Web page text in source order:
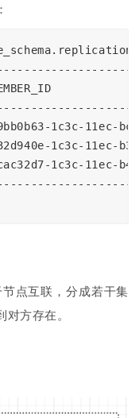
1c3c-
1c3c-
1c3c-
点互联，分成若干集
方存在。